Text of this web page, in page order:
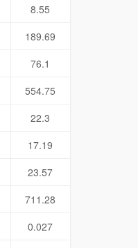
8.55
189.69
76.1
554.75
22.3
17.19
23.57
711.28
0.027